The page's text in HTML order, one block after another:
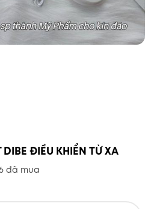
ĐIỀU KHIỂN TỪ XA
đã mua